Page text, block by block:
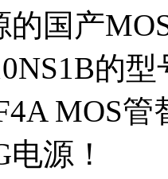
的国产
的
MOS
源！